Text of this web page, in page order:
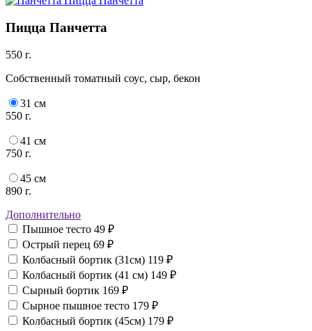
Пицца Панчетта
550 г.
Собственный томатный соус, сыр, бекон
31 см
550 г.
41 см
750 г.
45 см
890 г.
Дополнительно
Пышное тесто 49 ₽
Острый перец 69 ₽
Колбасный бортик (31см) 119 ₽
Колбасный бортик (41 см) 149 ₽
Сырный бортик 169 ₽
Сырное пышное тесто 179 ₽
Колбасный бортик (45см) 179 ₽